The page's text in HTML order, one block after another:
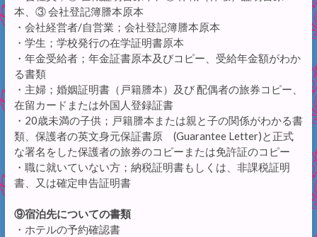
本、③ 会社登記簿謄本原本
・会社経営者/自営業；会社登記簿謄本原本
・学生；学校発行の在学証明書原本
・年金受給者；年金証書原本及びコピー、受給年金額がわか
る書類
・主婦；婚姻証明書（戸籍謄本）及び 配偶者の旅券コピー、
在留カードまたは外国人登録証書
・20歳未満の子供；戸籍謄本または親と子の関係がわかる書
類、保護者の英文身元保証書原 (Guarantee Letter)と正式
な署名をした保護者の旅券のコピーまたは免許証のコピー
・職に就いていない方；納税証明書もしくは、非課税証明
書、又は確定申告証明書
⑨宿泊先についての書類
・ホテルの予約確認書